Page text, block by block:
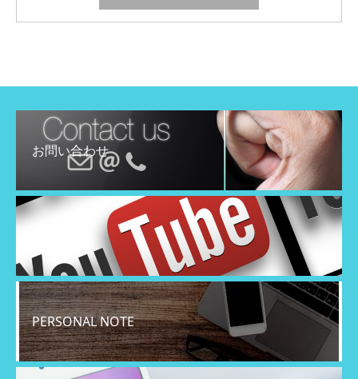
お問い合わせ
PERSONAL NOTE